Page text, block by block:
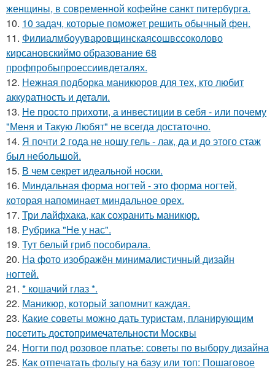
женщины, в современной кофейне санкт питербурга.
10. 10 задач, которые поможет решить обычный фен.
11. Филиалмбоууваровщинскаясошвссоколово
кирсановскиймо образование 68
профпробыпроессиивдеталях.
12. Нежная подборка маникюров для тех, кто любит
аккуратность и детали.
13. Не просто прихоти, а инвестиции в себя - или почему
"Меня и Такую Любят" не всегда достаточно.
14. Я почти 2 года не ношу гель - лак, да и до этого стаж
был небольшой.
15. В чем секрет идеальной носки.
16. Миндальная форма ногтей - это форма ногтей,
которая напоминает миндальное орех.
17. Три лайфхака, как сохранить маникюр.
18. Рубрика "Не у нас".
19. Тут белый гриб пособирала.
20. На фото изображён минималистичный дизайн
ногтей.
21. * кошачий глаз *.
22. Маникюр, который запомнит каждая.
23. Какие советы можно дать туристам, планирующим
посетить достопримечательности Москвы
24. Ногти под розовое платье: советы по выбору дизайна
25. Как отпечатать фольгу на базу или топ: Пошаговое